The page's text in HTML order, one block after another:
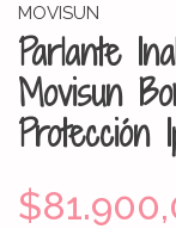
MOVISUN
Parlante
Movisun
Protección